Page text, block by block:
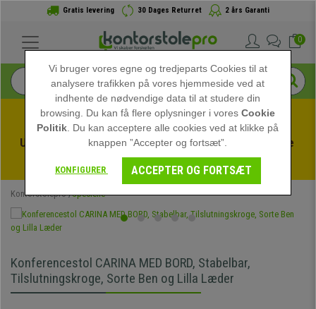
Gratis levering 30 Dages Returret 2 års Garanti
0
Udnyt sommerudsalget hos kontorstolepro! Eksklusive
rabatter i en begrænset periode - Se tilbuddet
Kontorstolepro Specielle
Konferencestol CARINA MED BORD, Stabelbar,
Tilslutningskroge, Sorte Ben og Lilla Læder
Vi bruger vores egne og tredjeparts Cookies til at
analysere trafikken på vores hjemmeside ved at
indhente de nødvendige data til at studere din
browsing. Du kan få flere oplysninger i voresCookie
Politik . Du kan acceptere alle cookies ved at klikke på
knappen ”Accepter og fortsæt”.
KONFIGURER ACCEPTER OG FORTSÆT